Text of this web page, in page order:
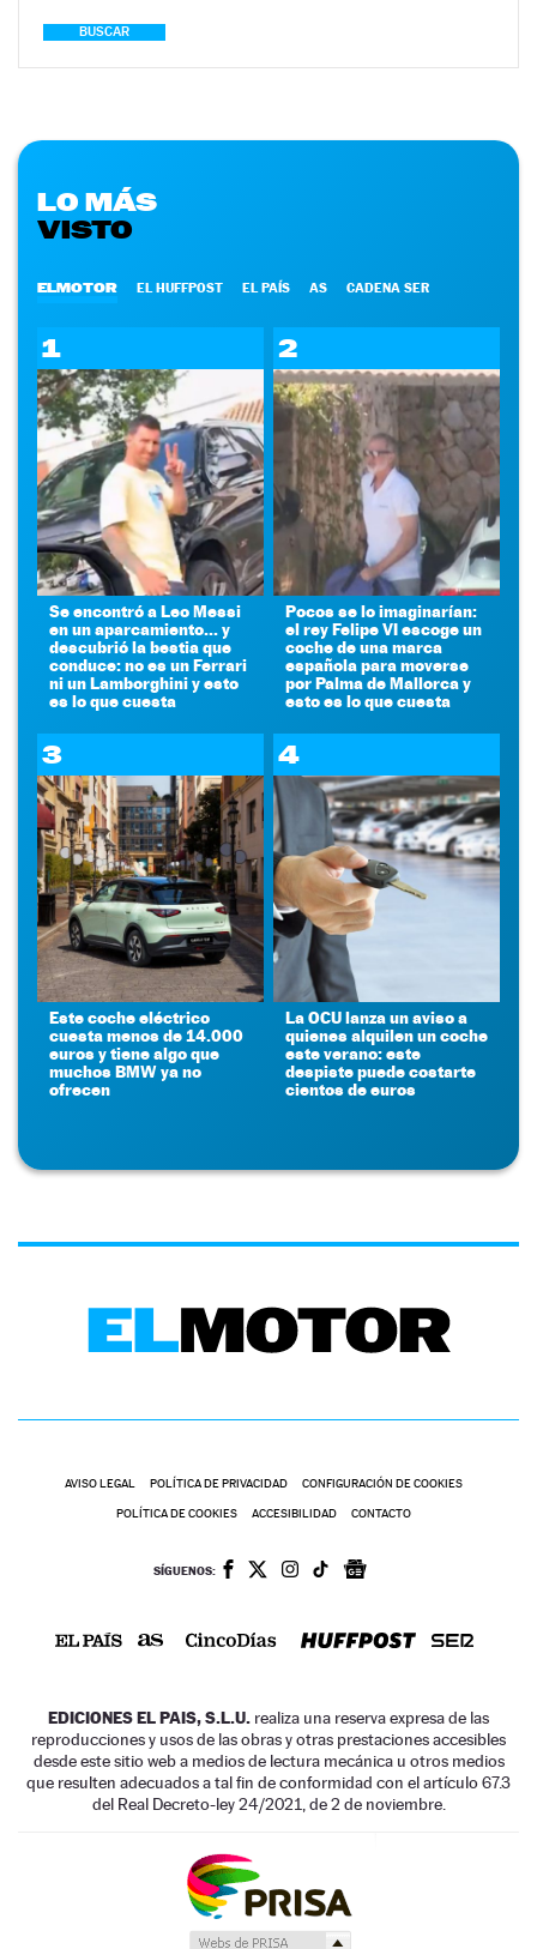
BUSCAR
LO MÁS
VISTO
ELMOTOR EL HUFFPOST EL PAÍS AS CADENA SER
1
Se encontró a Leo Messi
en un aparcamiento... y
descubrió la bestia que
conduce: no es un Ferrari
ni un Lamborghini y esto
es lo que cuesta
2
Pocos se lo imaginarían:
el rey Felipe VI escoge un
coche de una marca
española para moverse
por Palma de Mallorca y
esto es lo que cuesta
3
Este coche eléctrico
cuesta menos de 14.000
euros y tiene algo que
muchos BMW ya no
ofrecen
4
La OCU lanza un aviso a
quienes alquilen un coche
este verano: este
despiste puede costarte
cientos de euros
AVISO LEGAL POLÍTICA DE PRIVACIDAD CONFIGURACIÓN DE COOKIES
POLÍTICA DE COOKIES ACCESIBILIDAD CONTACTO
SÍGUENOS:
EDICIONES EL PAIS, S.L.U. realiza una reserva expresa de las
reproducciones y usos de las obras y otras prestaciones accesibles
desde este sitio web a medios de lectura mecánica u otros medios
que resulten adecuados a tal fin de conformidad con el artículo 67.3
del Real Decreto-ley 24/2021, de 2 de noviembre.